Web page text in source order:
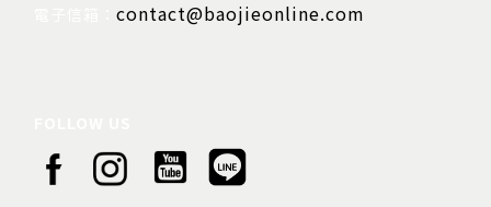
contact@baojieonline.com